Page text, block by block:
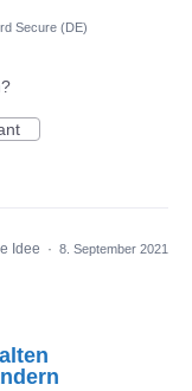
Secure (DE)
Idee · 8. September 2021